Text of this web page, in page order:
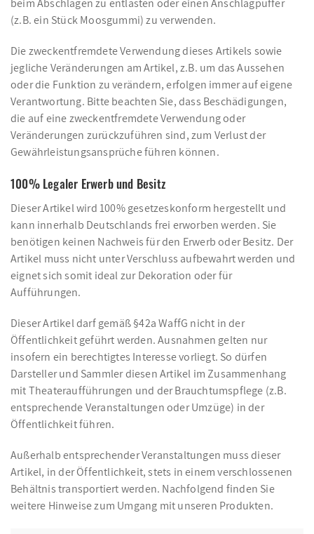
beim Abschlagen zu entlasten oder einen Anschlagpuffer
(z.B. ein Stück Moosgummi) zu verwenden.
Die zweckentfremdete Verwendung dieses Artikels sowie
jegliche Veränderungen am Artikel, z.B. um das Aussehen
oder die Funktion zu verändern, erfolgen immer auf eigene
Verantwortung. Bitte beachten Sie, dass Beschädigungen,
die auf eine zweckentfremdete Verwendung oder
Veränderungen zurückzuführen sind, zum Verlust der
Gewährleistungsansprüche führen können.
100% Legaler Erwerb und Besitz
Dieser Artikel wird 100% gesetzeskonform hergestellt und
kann innerhalb Deutschlands frei erworben werden. Sie
benötigen keinen Nachweis für den Erwerb oder Besitz. Der
Artikel muss nicht unter Verschluss aufbewahrt werden und
eignet sich somit ideal zur Dekoration oder für
Aufführungen.
Dieser Artikel darf gemäß §42a WaffG nicht in der
Öffentlichkeit geführt werden. Ausnahmen gelten nur
insofern ein berechtigtes Interesse vorliegt. So dürfen
Darsteller und Sammler diesen Artikel im Zusammenhang
mit Theateraufführungen und der Brauchtumspflege (z.B.
entsprechende Veranstaltungen oder Umzüge) in der
Öffentlichkeit führen.
Außerhalb entsprechender Veranstaltungen muss dieser
Artikel, in der Öffentlichkeit, stets in einem verschlossenen
Behältnis transportiert werden. Nachfolgend finden Sie
weitere Hinweise zum Umgang mit unseren Produkten.